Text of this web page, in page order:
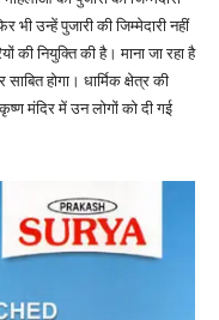
भी उन्हें पुजारी की जिम्मेदारी नहीं
की नियुक्ति की है। माना जा रहा है
होगा। धार्मिक क्षेत्र की
मंदिर में उन लोगों को दी गई